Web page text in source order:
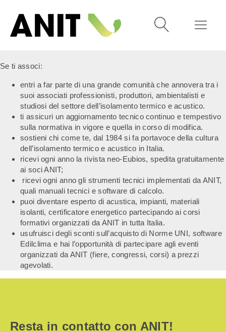
Se ti associ:
entri a far parte di una grande comunità che annovera tra i
suoi associati professionisti, produttori, ambientalisti e
studiosi del settore dell’isolamento termico e acustico.
ti assicuri un aggiornamento tecnico continuo e tempestivo
sulla normativa in vigore e quella in corso di modifica.
sostieni chi come te, dal 1984 si fa portavoce della cultura
dell’isolamento termico e acustico in Italia.
ricevi ogni anno la rivista neo-Eubios, spedita gratuitamente
ai soci ANIT;
ricevi ogni anno gli strumenti tecnici implementati da ANIT,
quali manuali tecnici e software di calcolo.
puoi diventare esperto di acustica, impianti, materiali
isolanti, certificatore energetico partecipando ai corsi
formativi organizzati da ANIT in tutta Italia.
usufruisci degli sconti sull’acquisto di Norme UNI, software
Edilclima e hai l’opportunità di partecipare agli eventi
organizzati da ANIT (fiere, congressi, corsi) a prezzi
agevolati.
Resta in contatto con ANIT!